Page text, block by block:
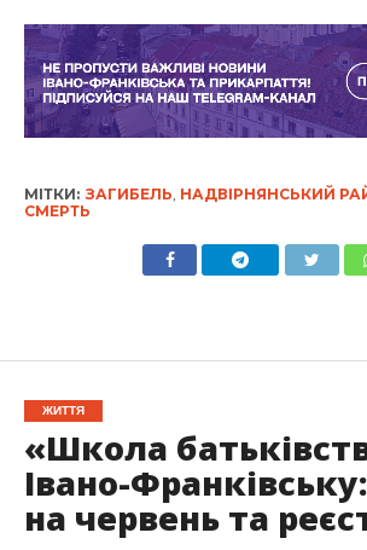
МІТКИ: ЗАГИБЕЛЬ НАДВІРНЯНСЬКИЙ
СМЕРТЬ
ЖИТТЯ
«Школа
Івано-
на червень та